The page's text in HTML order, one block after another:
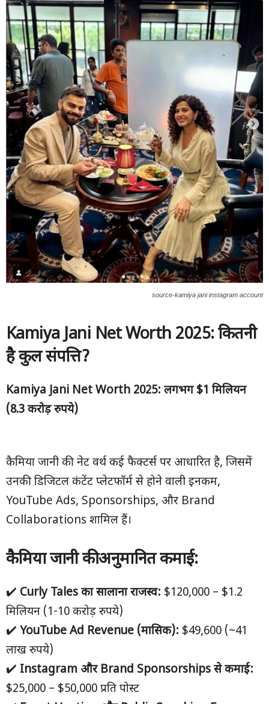
source-kamiya jani instagram account
Kamiya Jani Net Worth 2025: कितनी
है कुल संपत्ति?
Kamiya Jani Net Worth 2025: लगभग $1 मिलियन
(8.3 करोड़ रुपये)
कैमिया जानी की नेट वर्थ कई फैक्टर्स पर आधारित है, जिसमें
उनकी डिजिटल कंटेंट प्लेटफॉर्म से होने वाली इनकम,
YouTube Ads, Sponsorships, और Brand
Collaborations शामिल हैं।
कैमिया जानी की अनुमानित कमाई:
✔️ Curly Tales का सालाना राजस्व: $120,000 – $1.2
मिलियन (1-10 करोड़ रुपये)
✔️ YouTube Ad Revenue (मासिक): $49,600 (~41
लाख रुपये)
✔️ Instagram और Brand Sponsorships से कमाई:
$25,000 – $50,000 प्रति पोस्ट